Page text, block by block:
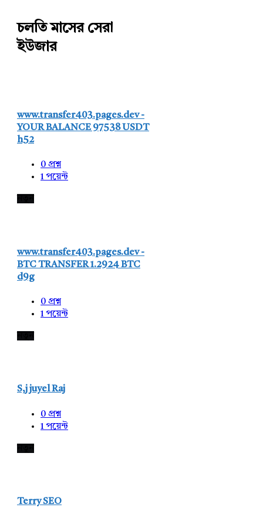
চলতি মাসের সেরা
ইউজার
www.transfer403.pages.dev -
YOUR BALANCE 97538 USDT
h52
0 প্রশ্ন
1পয়েন্ট
www.transfer403.pages.dev -
BTC TRANSFER 1.2924 BTC
d9g
0 প্রশ্ন
1পয়েন্ট
S,j juyel Raj
0 প্রশ্ন
1পয়েন্ট
Terry SEO